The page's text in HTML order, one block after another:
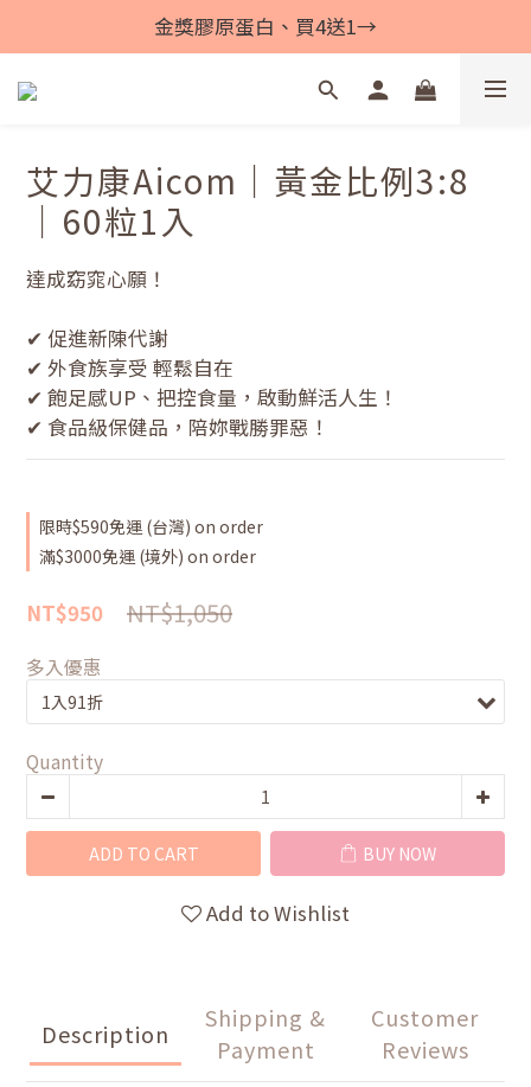
金獎膠原蛋白、買4送1→
艾力康Aicom｜黃金比例3:8
｜60粒1入
達成窈窕心願！
✔ 促進新陳代謝
✔ 外食族享受 輕鬆自在
✔ 飽足感UP、把控食量，啟動鮮活人生！
✔ 食品級保健品，陪妳戰勝罪惡！
限時$590免運 (台灣) on order
滿$3000免運 (境外) on order
NT$1,050
NT$950
多入優惠
Quantity
ADD TO CART BUY NOW
Add to Wishlist
Description
Shipping &
Payment
Customer
Reviews